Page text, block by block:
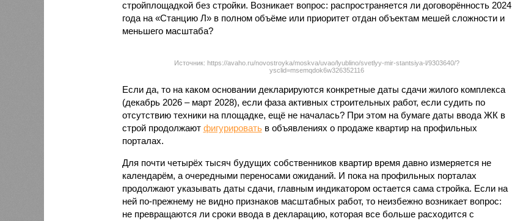
стройплощадкой без стройки. Возникает вопрос: распространяется ли договорённость 2024
года на «Станцию Л» в полном объёме или приоритет отдан объектам мешей сложности и
меньшего масштаба?
Источник: https://avaho.ru/novostroyka/moskva/uvao/lyublino/svetlyy-mir-stantsiya-l/9303640/?
ysclid=msemqdok6w326352116
Если да, то на каком основании декларируются конкретные даты сдачи жилого комплекса
(декабрь 2026 – март 2028), если фаза активных строительных работ, если судить по
отсутствию техники на площадке, ещё не началась? При этом на бумаге даты ввода ЖК в
строй продолжают фигурироватьв объявлениях о продаже квартир на профильных
порталах.
Для почти четырёх тысяч будущих собственников квартир время давно измеряется не
календарём, а очередными переносами ожиданий. И пока на профильных порталах
продолжают указывать даты сдачи, главным индикатором остается сама стройка. Если на
ней по-прежнему не видно признаков масштабных работ, то неизбежно возникает вопрос:
не превращаются ли сроки ввода в декларацию, которая все больше расходится с